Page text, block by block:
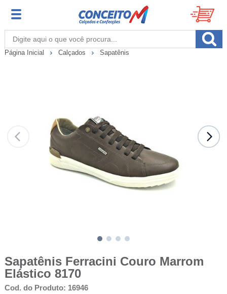
Página Inicial Calçados Sapatênis
Sapatênis Ferracini Couro Marrom
Elástico 8170
Cod. do Produto: 16946